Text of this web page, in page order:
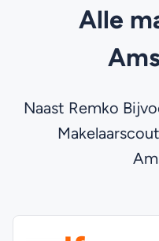
Alle
Naast Remko